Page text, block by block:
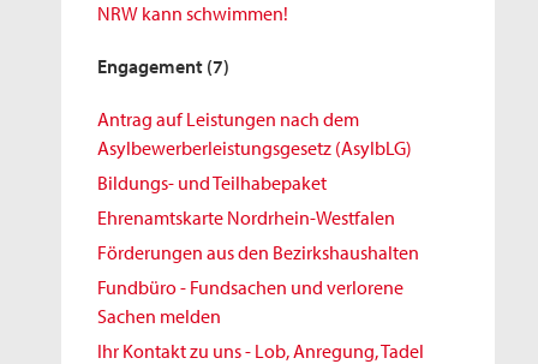
NRW kann schwimmen!
Engagement (7)
Antrag auf Leistungen nach dem
Asylbewerberleistungsgesetz (AsylbLG)
Bildungs- und Teilhabepaket
Ehrenamtskarte Nordrhein-Westfalen
Förderungen aus den Bezirkshaushalten
Fundbüro - Fundsachen und verlorene
Sachen melden
Ihr Kontakt zu uns - Lob, Anregung, Tadel